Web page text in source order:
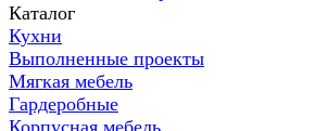
Каталог
Кухни
Выполненные проекты
Мягкая мебель
Гардеробные
Корпусная мебель